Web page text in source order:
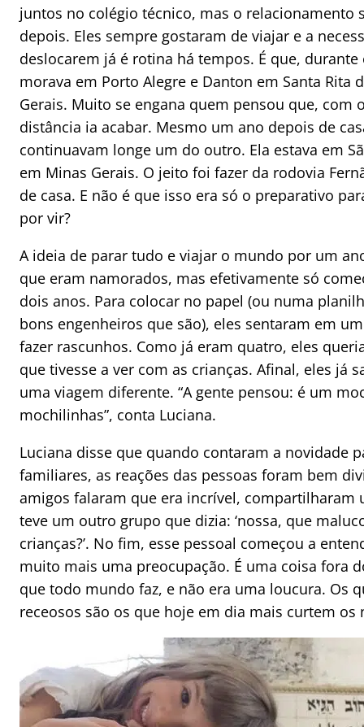
juntos no colégio técnico, mas o relacionamento
depois. Eles sempre gostaram de viajar e a
deslocarem já é rotina há tempos. É que,
morava em Porto Alegre e Danton em Santa Rita
Gerais. Muito se engana quem pensou que, com
distância ia acabar. Mesmo um ano depois de
continuavam longe um do outro. Ela estava em
em Minas Gerais. O jeito foi fazer da rodovia
de casa. E não é que isso era só o preparativo
por vir?
A ideia de parar tudo e viajar o mundo por um
que eram namorados, mas efetivamente só
dois anos. Para colocar no papel (ou numa
bons engenheiros que são), eles sentaram em
fazer rascunhos. Como já eram quatro, eles
que tivesse a ver com as crianças. Afinal, eles já
uma viagem diferente. “A gente pensou: é um
mochilinhas”, conta Luciana.
Luciana disse que quando contaram a novidade
familiares, as reações das pessoas foram bem
amigos falaram que era incrível, compartilharam
teve um outro grupo que dizia: ‘nossa, que
crianças?’. No fim, esse pessoal começou a
muito mais uma preocupação. É uma coisa fora
que todo mundo faz, e não era uma loucura. Os
receosos são os que hoje em dia mais curtem os